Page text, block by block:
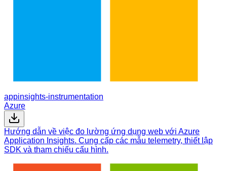
appinsights-instrumentation
Azure
Hướng dẫn về việc đo lường ứng dụng web với Azure
Application Insights. Cung cấp các mẫu telemetry, thiết lập
SDK và tham chiếu cấu hình.